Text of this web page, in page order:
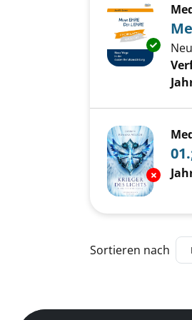
Zu den Suchfiltern
Sortieren nach